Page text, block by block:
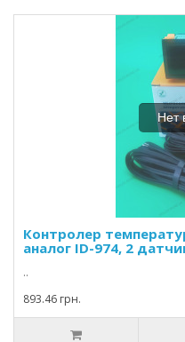
Нет
Контролер
аналог ID-974, 2
..
893.46 грн.